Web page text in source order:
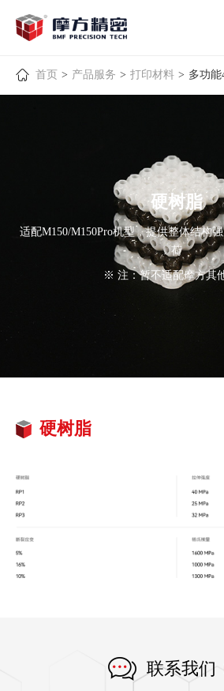
首页 > 产品服务 > 打印材料 > 多功
硬树脂
适配M150/M150Pro机型，提供整体结构
荷
※ 注：暂不适配摩方其
硬树脂
联系我们